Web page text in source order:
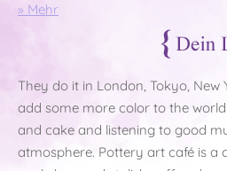
» Mehr
They do it in London, Tokyo, New
add some more color to the
and cake and listening to good
atmosphere. Pottery art café is a